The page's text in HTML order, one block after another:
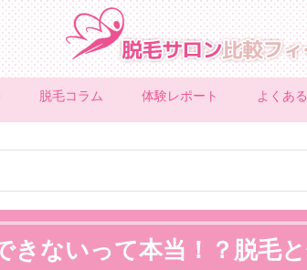
脱毛コラム 体験レポート よくあ
きないって本当！？脱毛